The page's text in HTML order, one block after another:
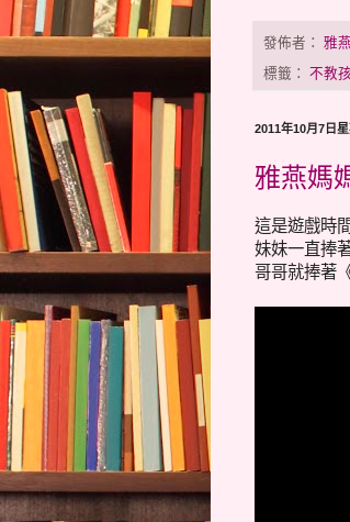
發佈者： 雅
標籤： 不教
2011年10月7日
雅燕媽
這是遊戲時
妹妹一直捧
哥哥就捧著